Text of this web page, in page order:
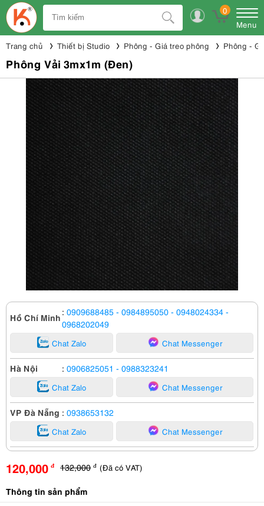
0
Menu
Trang chủ Thiết bị Studio Phông - Giá treo phông Phông -
Phông Vải 3mx1m (Đen)
Hồ Chí Minh : 0909688485 - 0984895050 - 0948024334 -
0968202049
Chat Zalo Chat Messenger
Hà Nội : 0906825051 - 0988323241
Chat Zalo Chat Messenger
VP Đà Nẵng : 0938653132
Chat Zalo Chat Messenger
120,000 đ 132,000 đ (Đã có VAT)
Thông tin sản phẩm